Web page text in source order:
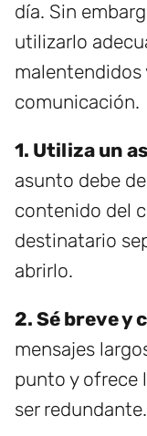
día. Sin
utilizarlo
malentendidos
comunicación.
1. Utiliza un
asunto debe
contenido del
destinatario
abrirlo.
2. Sé breve y
mensajes
punto y ofrece
ser redundante.